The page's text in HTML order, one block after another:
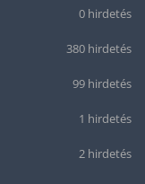
0 hirdetés
380 hirdetés
99 hirdetés
1 hirdetés
2 hirdetés